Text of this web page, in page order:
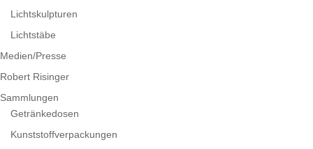
Lichtskulpturen
Lichtstäbe
Medien/Presse
Robert Risinger
Sammlungen
Getränkedosen
Kunststoffverpackungen